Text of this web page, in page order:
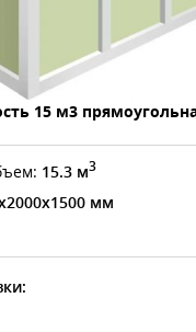
15 м3
15.3 м3
мм